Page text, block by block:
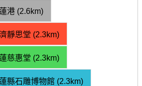
港 (2.6km)
靜思堂 (2.3km)
慈惠堂 (2.3km)
縣石雕博物館 (2.3km)